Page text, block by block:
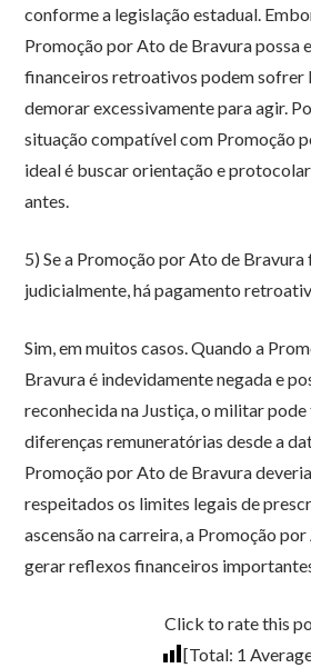
conforme a legislação estadual.
Promoção por Ato de Bravura possa
financeiros retroativos podem sofrer
demorar excessivamente para agir.
situação compatível com Promoção
ideal é buscar orientação e
antes.
5) Se a Promoção por Ato de
judicialmente, há pagamento
Sim, em muitos casos. Quando a
Bravura é indevidamente negada e
reconhecida na Justiça, o militar
diferenças remuneratórias desde a
Promoção por Ato de Bravura
respeitados os limites legais de
ascensão na carreira, a Promoção
gerar reflexos financeiros
Click to rate this
[Total: 1